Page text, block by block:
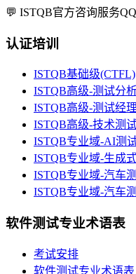
💬 ISTQB官方咨询服务
认证培训
ISTQB基础级(CTFL)
ISTQB高级-测试分
ISTQB高级-测试经理
ISTQB高级-技术测
ISTQB专业域-AI测
ISTQB专业域-生成
ISTQB专业域-汽车
ISTQB专业域-汽车
软件测试专业术语表
考试安排
软件测试专业术语表